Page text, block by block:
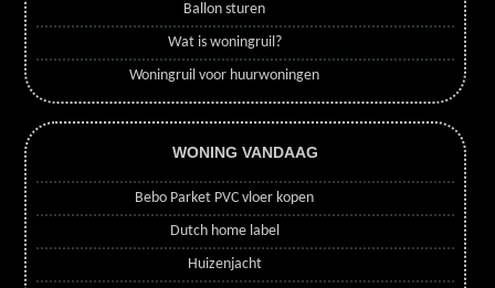
Ballon sturen
Wat is woningruil?
Woningruil voor huurwoningen
WONING VANDAAG
Bebo Parket PVC vloer kopen
Dutch home label
Huizenjacht